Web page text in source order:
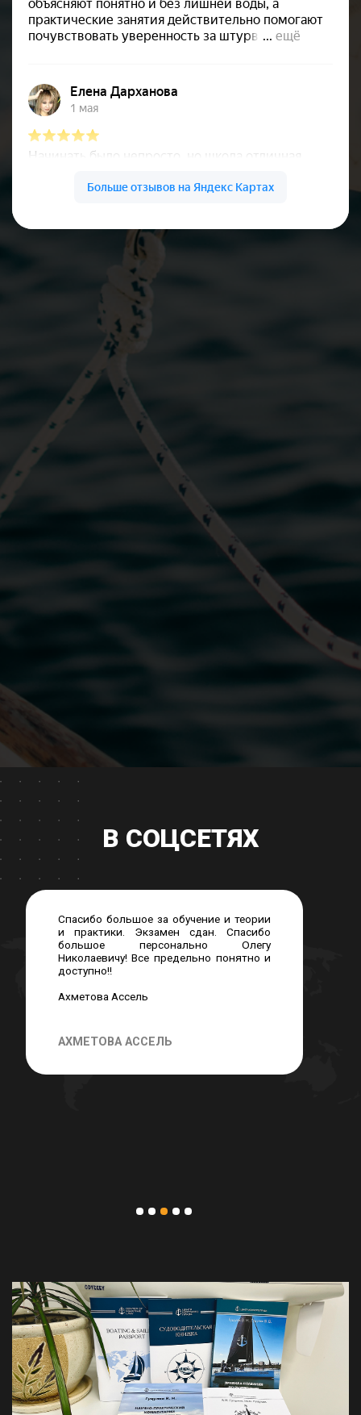
В СОЦСЕТЯХ
Спасибо большое за обучение и теории
и практики. Экзамен сдан. Спасибо
большое персонально Олегу
Николаевичу! Все предельно понятно и
доступно!!
Ахметова Ассель
АХМЕТОВА АССЕЛЬ